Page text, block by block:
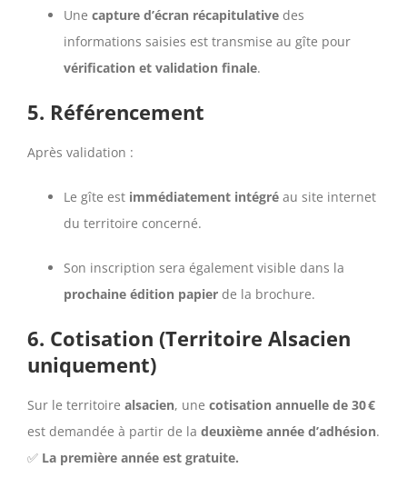
Une capture d’écran récapitulativedes
informations saisies est transmise au gîte pour
vérification et validation finale.
5. Référencement
Après validation :
Le gîte est immédiatement intégréau site internet
du territoire concerné.
Son inscription sera également visible dans la
prochaine édition papierde la brochure.
6. Cotisation (Territoire Alsacien
uniquement)
Sur le territoire alsacien, une cotisation annuelle de 30 €
est demandée à partir de la deuxième année d’adhésion.
✅ La première année est gratuite.